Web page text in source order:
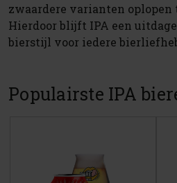
zwaardere varianten oplopen
Hierdoor blijft IPA een
bierstijl voor iedere
Populairste IPA